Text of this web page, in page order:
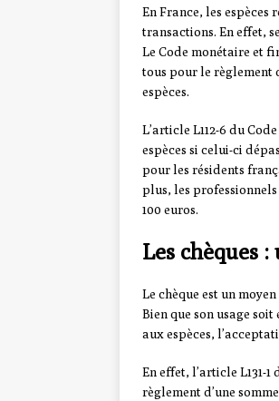
En France, les
transactions. En effet,
Le Code monétaire et
tous pour le règlement
espèces.
L’article L112-6 du
espèces si celui-ci
pour les résidents
plus, les
100 euros.
Les chèques
Le chèque est un
Bien que son usage
aux espèces,
En effet, l’article L131-
règlement d’une